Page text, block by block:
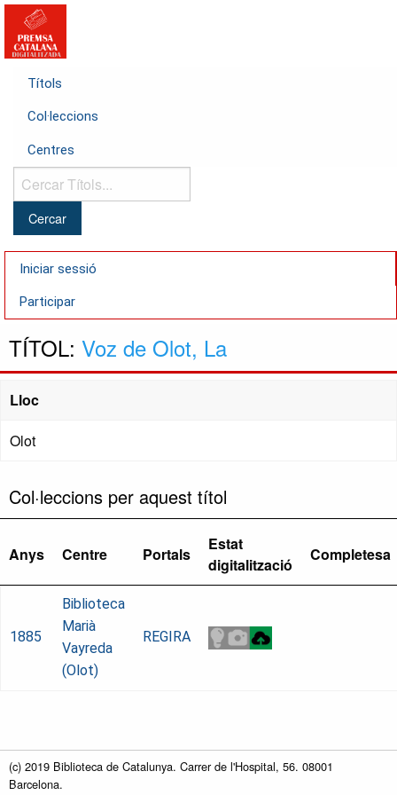
Títols
Col·leccions
Centres
Cercar
Títols...
Iniciar sessió
Participar
TÍTOL: Voz de Olot, La
Lloc
Olot
Col·leccions per aquest títol
Anys Centre Portals
Estat
digitalització
Completesa
1885
Biblioteca
Marià
Vayreda
(Olot)
REGIRA
(c) 2019 Biblioteca de Catalunya. Carrer de l'Hospital, 56. 08001
Barcelona.